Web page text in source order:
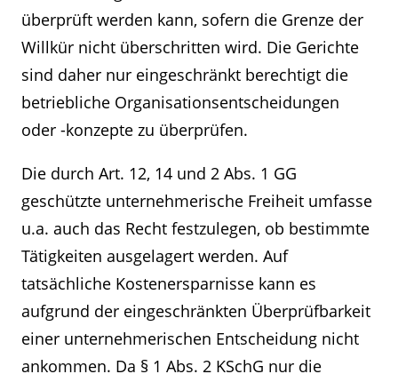
überprüft werden kann, sofern die Grenze der
Willkür nicht überschritten wird. Die Gerichte
sind daher nur eingeschränkt berechtigt die
betriebliche Organisationsentscheidungen
oder -konzepte zu überprüfen.
Die durch Art. 12, 14 und 2 Abs. 1 GG
geschützte unternehmerische Freiheit umfasse
u.a. auch das Recht festzulegen, ob bestimmte
Tätigkeiten ausgelagert werden. Auf
tatsächliche Kostenersparnisse kann es
aufgrund der eingeschränkten Überprüfbarkeit
einer unternehmerischen Entscheidung nicht
ankommen. Da § 1 Abs. 2 KSchG nur die